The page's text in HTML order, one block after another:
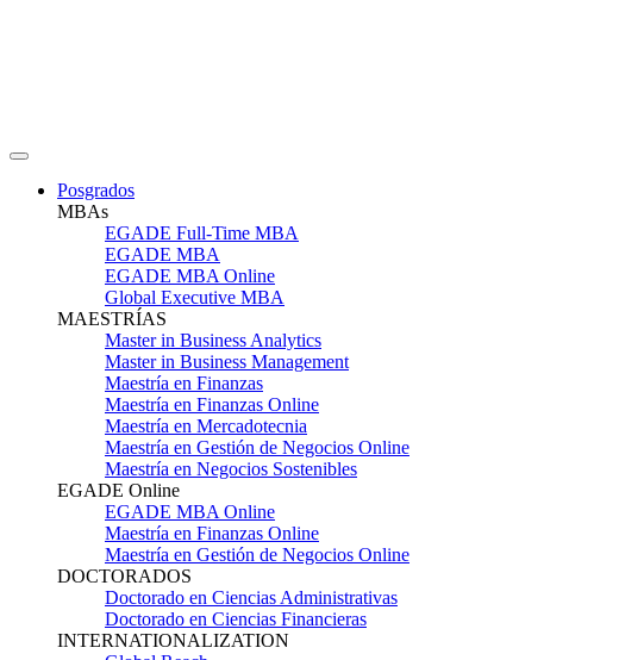
Posgrados
MBAs
EGADE Full-Time MBA
EGADE MBA
EGADE MBA Online
Global Executive MBA
MAESTRÍAS
Master in Business Analytics
Master in Business Management
Maestría en Finanzas
Maestría en Finanzas Online
Maestría en Mercadotecnia
Maestría en Gestión de Negocios Online
Maestría en Negocios Sostenibles
EGADE Online
EGADE MBA Online
Maestría en Finanzas Online
Maestría en Gestión de Negocios Online
DOCTORADOS
Doctorado en Ciencias Administrativas
Doctorado en Ciencias Financieras
INTERNATIONALIZATION